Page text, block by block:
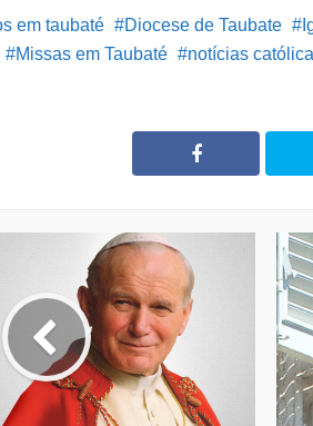
em taubaté Diocese de Taubate
Missas em Taubaté
notícias